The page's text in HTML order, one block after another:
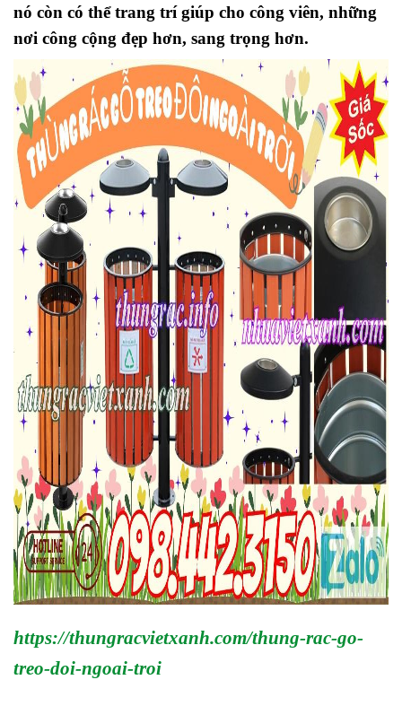
nó còn có thể trang trí giúp cho công viên, những
nơi công cộng đẹp hơn, sang trọng hơn.
https://thungracvietxanh.com/thung-rac-go-
treo-doi-ngoai-troi